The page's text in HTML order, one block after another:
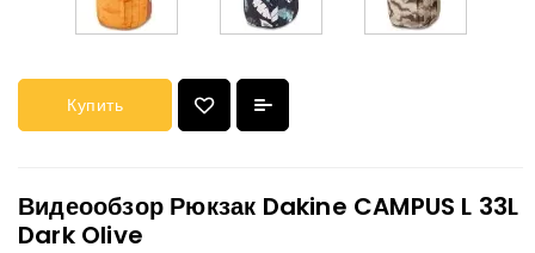
Купить
Видеообзор Рюкзак Dakine CAMPUS L 33L
Dark Olive